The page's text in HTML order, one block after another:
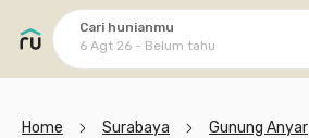
Cari hunianmu
6 Agt 26 - Belum tahu
Home Surabaya
Gunung Anyar